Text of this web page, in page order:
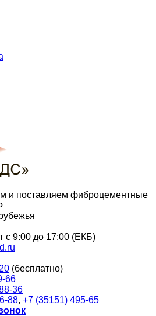
и поставляем фиброцементные
с 9:00 до 17:00 (ЕКБ)
(бесплатно)
66
36
88, +7 (35151) 495-65